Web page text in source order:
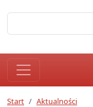
Start Aktualności